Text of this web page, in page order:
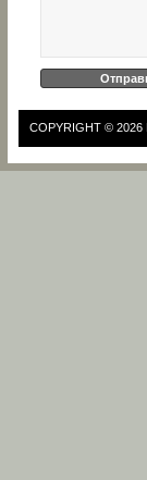
COPYRIGHT © 2026